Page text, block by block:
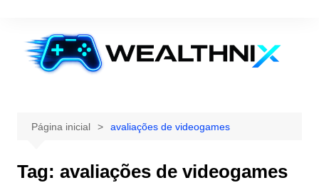
conteúdo
Página inicial avaliações de videogames
Tag: avaliações de videogames